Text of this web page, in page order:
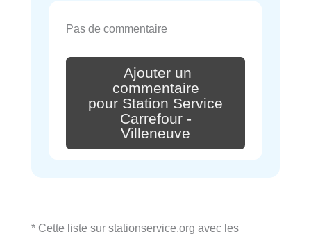
Pas de commentaire
Ajouter un
commentaire
pour Station Service
Carrefour -
Villeneuve
* Cette liste sur stationservice.org avec les